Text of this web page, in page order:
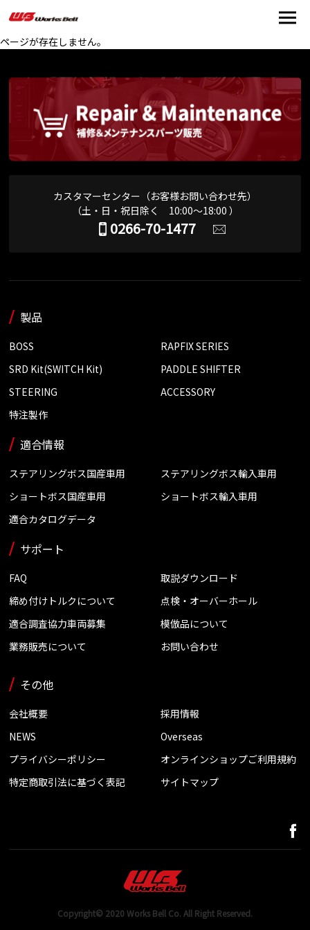
ページが存在しません。
カスタマーセンター（お客様お問い合わせ先）
（土・日・祝日除く 10:00～18:00 ）
0266-70-1477
製品
BOSS
RAPFIX SERIES
SRD Kit(SWITCH Kit)
PADDLE SHIFTER
STEERING
ACCESSORY
特注製作
適合情報
ステアリングボス国産車用
ステアリングボス輸入車用
ショートボス国産車用
ショートボス輸入車用
適合カタログデータ
サポート
FAQ
取説ダウンロード
締め付けトルクについて
点検・オーバーホール
適合調査協力車両募集
模倣品について
業務販売について
お問い合わせ
その他
会社概要
採用情報
NEWS
Overseas
プライバシーポリシー
オンラインショップご利用規約
特定商取引法に基づく表記
サイトマップ
Copyright© 2020 Works Bell Co. All Right Reserved.